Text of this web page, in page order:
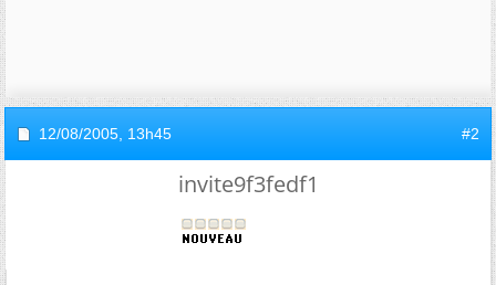
12/08/2005, 13h45 #2
invite9f3fedf1